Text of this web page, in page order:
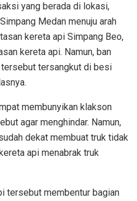
yang berada di lokasi,
Medan menuju arah
kereta api Simpang Beo,
kereta api. Namun, ban
tersangkut di besi
membunyikan klakson
agar menghindar. Namun,
dekat membuat truk tidak
api menabrak truk
tersebut membentur bagian